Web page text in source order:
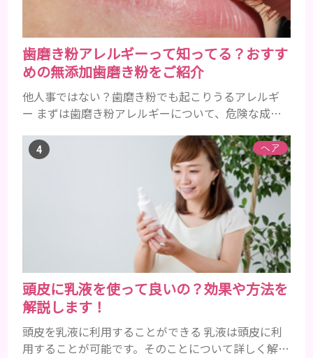
歯磨き粉アレルギーって知ってる？おすす
めの無添加歯磨き粉をご紹介
他人事ではない？歯磨き粉でも起こりうるアレルギ
ー まずは歯磨き粉アレルギーについて、危険な成分
まれるアレルギーを起こすおそれのある成分 まず、
普段お使いの歯磨き粉に含まれているどの成分にア
レルギーを引き起こすおそれがあるのかを説明しま
すね。 •フッ素･･･歯の表面のエナメルを守り強くし
たり、虫歯と防ぐ働きを持つ成分 •香味料 ･･･歯磨き
ヘア
頭皮に乳液を使って良いの？効果や方法を
解説します！
頭皮を乳液に利用することができる 乳液は頭皮に利
用することが可能です。そのことについて詳しく解説